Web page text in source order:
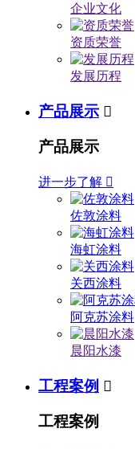
企业文化
资质荣誉
发展历程
产品展示 
产品展示
进一步了解 
佐敦涂料
海虹涂料
关西涂料
阿克苏涂料
晨阳水漆
工程案例 
工程案例